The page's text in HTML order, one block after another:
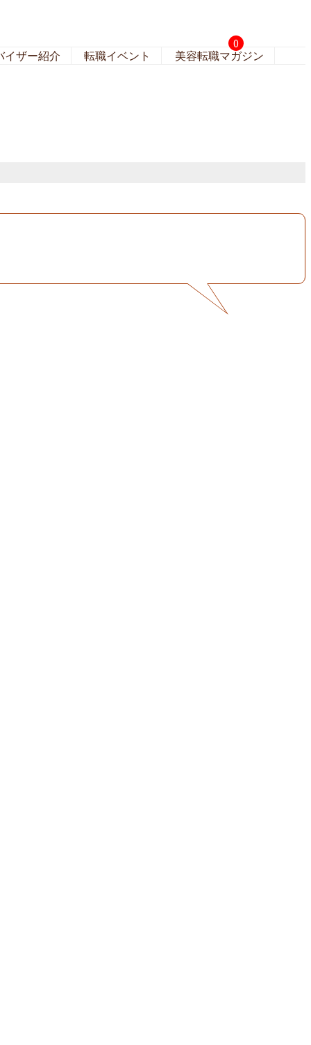
0
イザー紹介 転職イベント 美容転職マガジン